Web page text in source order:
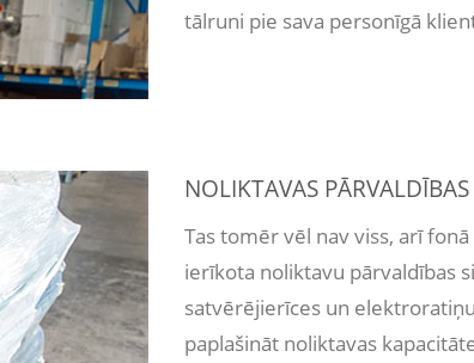
tālruni pie sava personīgā
NOLIKTAVAS
Tas tomēr vēl nav viss, arī
ierīkota noliktavu pārvaldības
satvērējierīces un
paplašināt noliktavas